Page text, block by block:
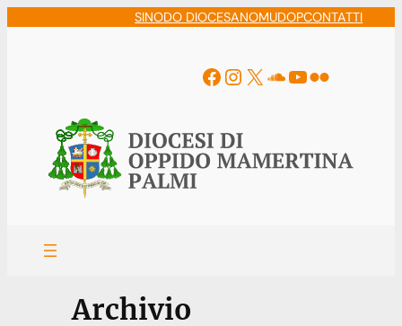
SINODO DIOCESANOMUDOPCONTATTI
Facebook
Instagram
X Soundcloud
YouTube
Flickr
Archivio